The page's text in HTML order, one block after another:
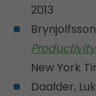
2013
New York
Daalder,